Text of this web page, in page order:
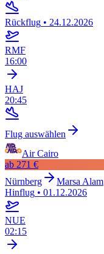
Rückflug • 24.12.2026
RMF
16:00
HAJ
20:45
Flug auswählen
Air Cairo
ab 271 €
Nürnberg
Marsa Alam
Hinflug • 01.12.2026
NUE
02:15